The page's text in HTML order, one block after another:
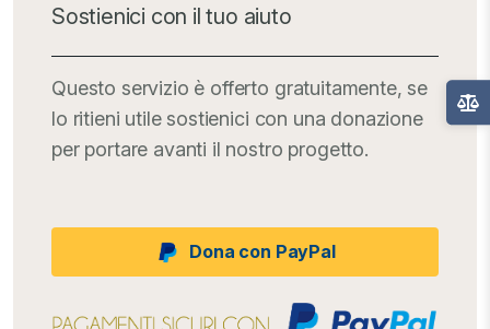
Sostienici con il tuo aiuto
Questo servizio è offerto gratuitamente, se
lo ritieni utile sostienici con una donazione
per portare avanti il nostro progetto.
Dona con PayPal